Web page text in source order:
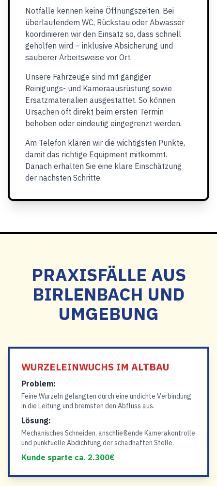
Notfälle kennen keine Öffnungszeiten. Bei
überlaufendem WC, Rückstau oder Abwasser
koordinieren wir den Einsatz so, dass schnell
geholfen wird – inklusive Absicherung und
sauberer Arbeitsweise vor Ort.
Unsere Fahrzeuge sind mit gängiger
Reinigungs- und Kameraausrüstung sowie
Ersatzmaterialien ausgestattet. So können
Ursachen oft direkt beim ersten Termin
behoben oder eindeutig eingegrenzt werden.
Am Telefon klären wir die wichtigsten Punkte,
damit das richtige Equipment mitkommt.
Danach erhalten Sie eine klare Einschätzung
der nächsten Schritte.
PRAXISFÄLLE AUS
BIRLENBACH UND
UMGEBUNG
WURZELEINWUCHS IM ALTBAU
Problem:
Feine Wurzeln gelangten durch eine undichte Verbindung
in die Leitung und bremsten den Abfluss aus.
Lösung:
Mechanisches Schneiden, anschließende Kamerakontrolle
und punktuelle Abdichtung der schadhaften Stelle.
Kunde sparte ca. 2.300€